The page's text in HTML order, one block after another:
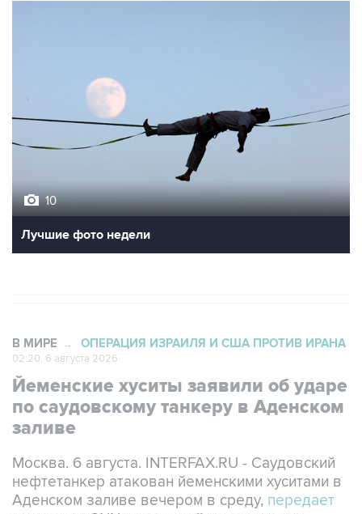
Лучшие фото недели
Йеменские хуситы заявили об ударе
по саудовскому танкеру в Аденском
заливе
Москва. 6 августа. INTERFAX.RU - Саудовский
Аденском заливе вечером в среду,передает
телеканал CNN со ссылкой на заявление
движения.